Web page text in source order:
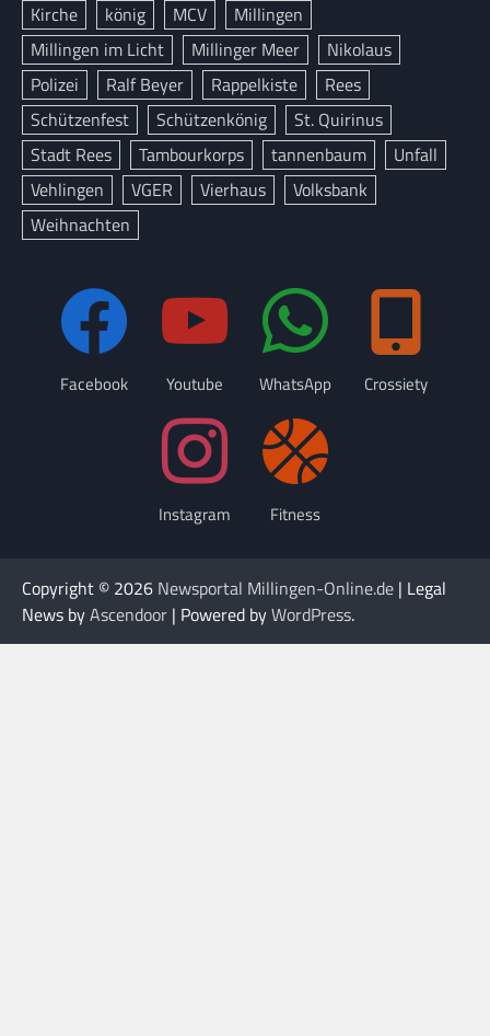
Kirche
könig MCV
Millingen
Millingen im Licht
Millinger Meer
Nikolaus
Polizei
Ralf Beyer Rappelkiste
Rees
Schützenfest
Schützenkönig
St. Quirinus
Stadt Rees
Tambourkorps tannenbaum
Unfall
Vehlingen
VGER Vierhaus
Volksbank
Weihnachten
Facebook Youtube WhatsApp Crossiety
Instagram Fitness
Copyright © 2026 Newsportal Millingen-Online.de | Legal
News byAscendoor | Powered byWordPress.